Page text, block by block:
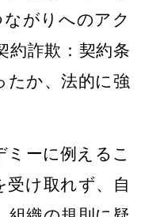
がりへのアク
約詐欺：契約条
たか、法的に強
ミーに例えるこ
受け取れず、自